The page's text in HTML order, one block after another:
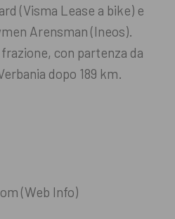
(Visma Lease a bike) e
Arensman (Ineos).
con partenza da
dopo 189 km.
(Web Info)